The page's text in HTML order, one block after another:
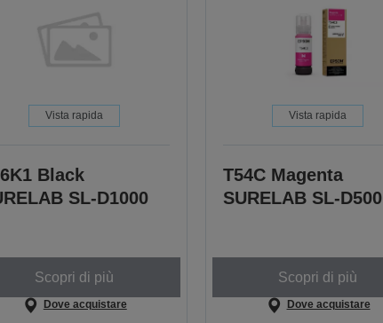
Vista rapida
Black
SL-D1000
Scopri di più
Dove acquistare
Vista rapida
T54C Magenta
SURELAB SL-D500
Scopri di più
Dove acquistare